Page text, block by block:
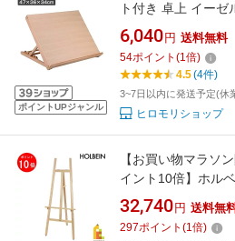
ポイントUPジャンル
ト付き 卓上 イー
角度調節 描画イー
ーゼル スケッチ 手
彩画 模写 スケッチ
絵画 スタジオ絵画
6,040 円 送料無料
54ポイント (1倍)
4.5(4件)
3~7日以内に発送予定(休
ヒロモリショップ
【お買い物マラソ
イント10倍】ホル
T22-L (122441)
32,740 円 送料無
297ポイント (1倍)